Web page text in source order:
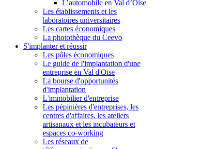
L’automobile en Val d’Oise
Les établissements et les
laboratoires universitaires
Les cartes économiques
La photothèque du Ceevo
S'implanter et réussir
Les pôles économiques
Le guide de l'implantation d'une
entreprise en Val d'Oise
La bourse d'opportunités
d'implantation
L'immobilier d'entreprise
Les pépinières d'entreprises, les
centres d'affaires, les ateliers
artisanaux et les incubateurs et
espaces co-working
Les réseaux de